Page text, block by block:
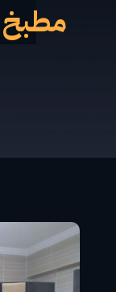
مطبخ